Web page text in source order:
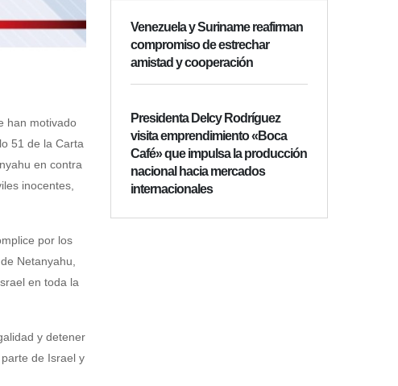
han motivado
51 de la Carta
en contra
inocentes,
por los
Netanyahu,
en toda la
y detener
de Israel y
Venezuela y Suriname reafirman
compromiso de estrechar
amistad y cooperación
Presidenta Delcy Rodríguez
visita emprendimiento «Boca
Café» que impulsa la producción
nacional hacia mercados
internacionales